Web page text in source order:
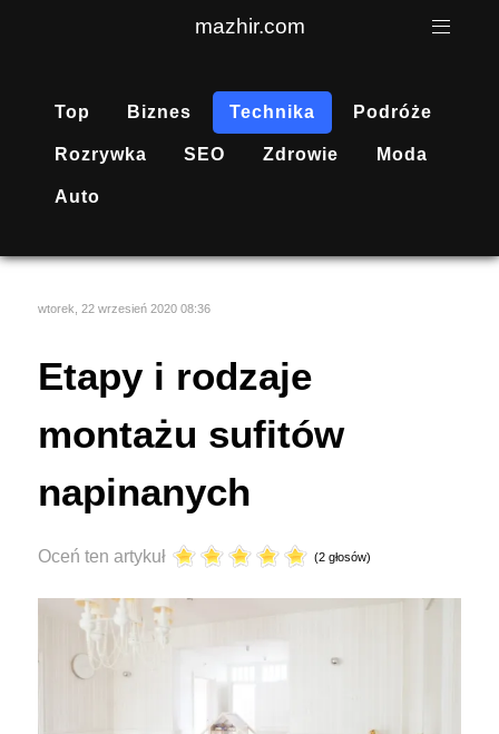
mazhir.com
Top Biznes Technika Podróże
Rozrywka SEO Zdrowie Moda
Auto
wtorek, 22 wrzesień 2020 08:36
Etapy i rodzaje
montażu sufitów
napinanych
Oceń ten artykuł (2 głosów)